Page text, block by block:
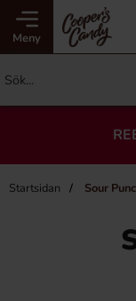
Meny
Startsidan Sour